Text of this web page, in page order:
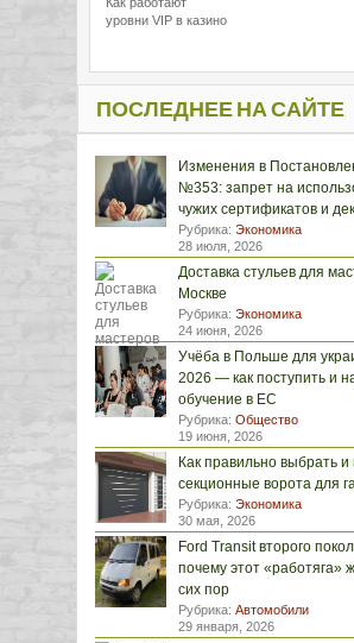
уровни VIP в казино
ПОСЛЕДНЕЕ НА САЙТЕ
Изменения в
№353: запрет на
чужих сертификатов и
Рубрика: Экономика
28 июля, 2026
Доставка стульев для
Москве
Рубрика: Экономика
24 июня, 2026
Учёба в Польше для
2026 — как поступить и
обучение в ЕС
Рубрика: Общество
19 июня, 2026
Как правильно выбрать и
секционные ворота для
Рубрика: Экономика
30 мая, 2026
Ford Transit второго
почему этот «работяга»
сих пор
Рубрика: Автомобили
29 января, 2026